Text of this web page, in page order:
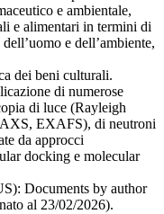
e ambientale,
e alimentari in termini di
e dell’ambiente,
dei beni culturali.
di numerose
di luce (Rayleigh
EXAFS), di neutroni
da approcci
docking e molecular
Documents by author
al 23/02/2026).